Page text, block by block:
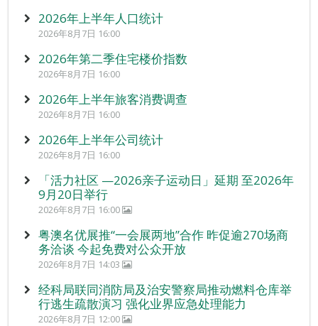
2026年上半年人口统计
2026年8月7日 16:00
2026年第二季住宅楼价指数
2026年8月7日 16:00
2026年上半年旅客消费调查
2026年8月7日 16:00
2026年上半年公司统计
2026年8月7日 16:00
「活力社区 —2026亲子运动日」延期 至2026年
9月20日举行
2026年8月7日 16:00
粤澳名优展推“一会展两地”合作 昨促逾270场商
务洽谈 今起免费对公众开放
2026年8月7日 14:03
经科局联同消防局及治安警察局推动燃料仓库举
行逃生疏散演习 强化业界应急处理能力
2026年8月7日 12:00